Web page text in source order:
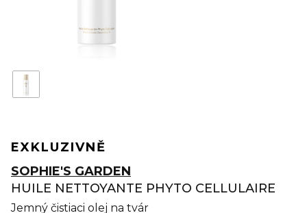
EXKLUZIVNĚ
SOPHIE'S GARDEN
HUILE NETTOYANTE PHYTO CELLULAIRE
Jemný čistiaci olej na tvár